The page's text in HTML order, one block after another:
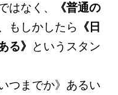
はなく、
《普通の
もしかしたら
《日
る》
というスタン
つまでか》あるい